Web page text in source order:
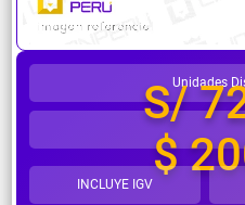
Unidades
S/
$
INCLUYE IGV